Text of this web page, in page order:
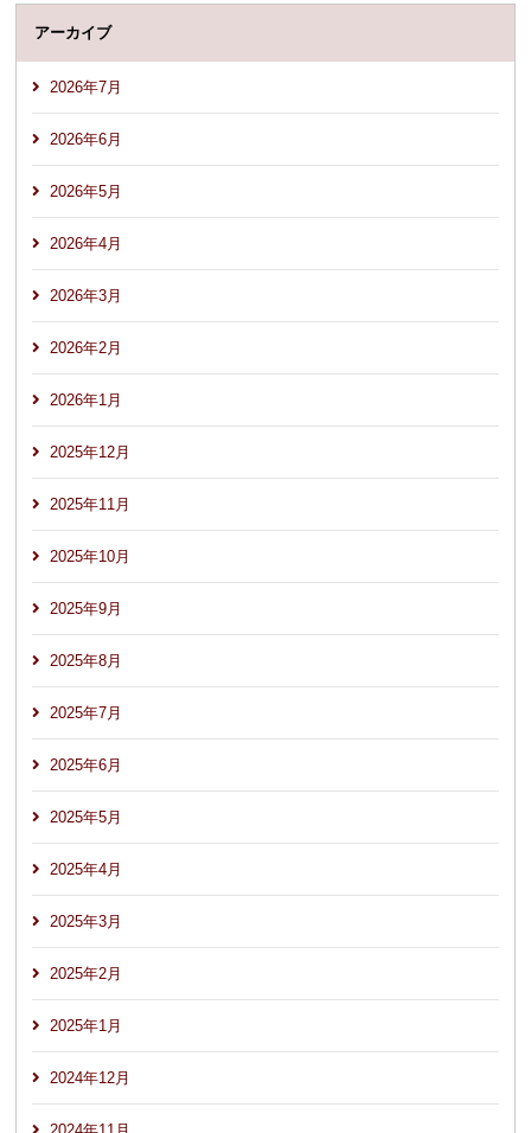
アーカイブ
2026年7月
2026年6月
2026年5月
2026年4月
2026年3月
2026年2月
2026年1月
2025年12月
2025年11月
2025年10月
2025年9月
2025年8月
2025年7月
2025年6月
2025年5月
2025年4月
2025年3月
2025年2月
2025年1月
2024年12月